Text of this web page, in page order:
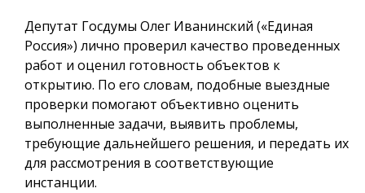
Депутат Госдумы Олег Иванинский («Единая
Россия») лично проверил качество проведенных
работ и оценил готовность объектов к
открытию. По его словам, подобные выездные
проверки помогают объективно оценить
выполненные задачи, выявить проблемы,
требующие дальнейшего решения, и передать их
для рассмотрения в соответствующие
инстанции.